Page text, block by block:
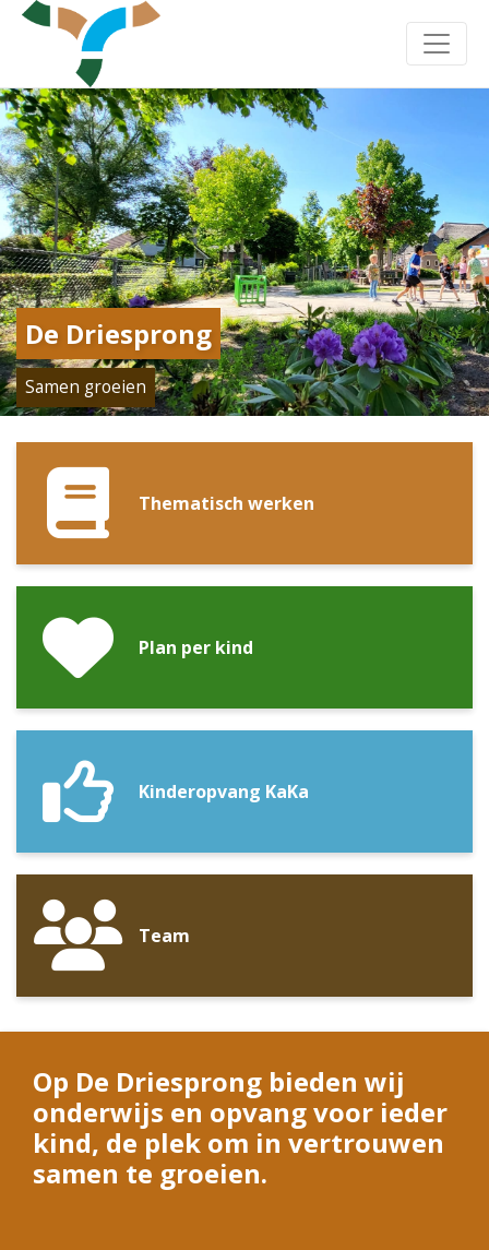
De Driesprong
Samen groeien
Thematisch werken
Plan per kind
Kinderopvang KaKa
Team
Op De Driesprong bieden wij
onderwijs en opvang voor ieder
kind, de plek om in vertrouwen
samen te groeien.